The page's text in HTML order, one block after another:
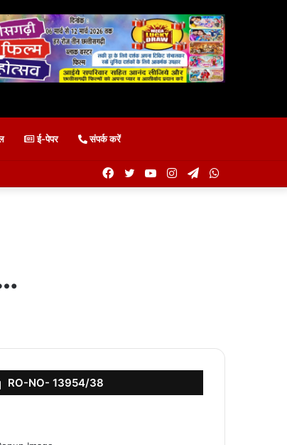
ई-पेपर संपर्क करें
Telegram
Instagram
YouTube
Twitter
Facebook
RO-NO- 13954/38